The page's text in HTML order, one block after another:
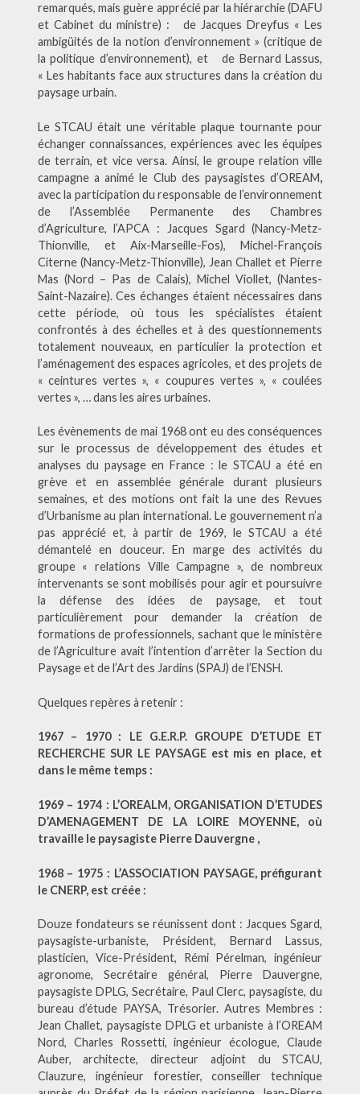
remarqués, mais guère apprécié par la hiérarchie (DAFU
et Cabinet du ministre) : de Jacques Dreyfus « Les
ambigüités de la notion d’environnement » (critique de
la politique d’environnement), et de Bernard Lassus,
« Les habitants face aux structures dans la création du
paysage urbain.
Le STCAU était une véritable plaque tournante pour
échanger connaissances, expériences avec les équipes
de terrain, et vice versa. Ainsi, le groupe relation ville
campagne a animé le Club des paysagistes d’OREAM,
avec la participation du responsable de l’environnement
de l’Assemblée Permanente des Chambres
d’Agriculture, l’APCA : Jacques Sgard (Nancy-Metz-
Thionville, et Aix-Marseille-Fos), Michel-François
Citerne (Nancy-Metz-Thionville), Jean Challet et Pierre
Mas (Nord – Pas de Calais), Michel Viollet, (Nantes-
Saint-Nazaire). Ces échanges étaient nécessaires dans
cette période, où tous les spécialistes étaient
confrontés à des échelles et à des questionnements
totalement nouveaux, en particulier la protection et
l’aménagement des espaces agricoles, et des projets de
« ceintures vertes », « coupures vertes », « coulées
vertes », … dans les aires urbaines.
Les évènements de mai 1968 ont eu des conséquences
sur le processus de développement des études et
analyses du paysage en France : le STCAU a été en
grève et en assemblée générale durant plusieurs
semaines, et des motions ont fait la une des Revues
d’Urbanisme au plan international. Le gouvernement n’a
pas apprécié et, à partir de 1969, le STCAU a été
démantelé en douceur. En marge des activités du
groupe « relations Ville Campagne », de nombreux
intervenants se sont mobilisés pour agir et poursuivre
la défense des idées de paysage, et tout
particulièrement pour demander la création de
formations de professionnels, sachant que le ministère
de l’Agriculture avait l’intention d’arrêter la Section du
Paysage et de l’Art des Jardins (SPAJ) de l’ENSH.
Quelques repères à retenir :
1967 – 1970 : LE G.E.R.P. GROUPE D’ETUDE ET
RECHERCHE SUR LE PAYSAGE est mis en place, et
dans le même temps :
1969 – 1974 : L’OREALM, ORGANISATION D’ETUDES
D’AMENAGEMENT DE LA LOIRE MOYENNE, où
travaille le paysagiste Pierre Dauvergne ,
1968 – 1975 : L’ASSOCIATION PAYSAGE, préfigurant
le CNERP, est créée :
Douze fondateurs se réunissent dont : Jacques Sgard,
paysagiste-urbaniste, Président, Bernard Lassus,
plasticien, Vice-Président, Rémi Pérelman, ingénieur
agronome, Secrétaire général, Pierre Dauvergne,
paysagiste DPLG, Secrétaire, Paul Clerc, paysagiste, du
bureau d’étude PAYSA, Trésorier. Autres Membres :
Jean Challet, paysagiste DPLG et urbaniste à l’OREAM
Nord, Charles Rossetti, ingénieur écologue, Claude
Auber, architecte, directeur adjoint du STCAU,
Clauzure, ingénieur forestier, conseiller technique